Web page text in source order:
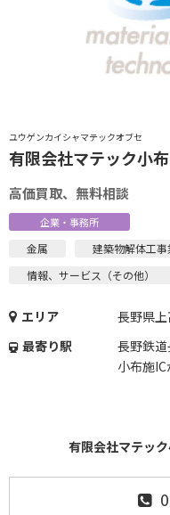
ユウゲンカイシャマテックオブセ
有限会社マテック小
高価買取、無料相談
企業・事務所
金属 建築物解体工事
情報、サービス（その他）
エリア
長野県
最寄り駅
長野鉄
小布施
有限会社マテッ